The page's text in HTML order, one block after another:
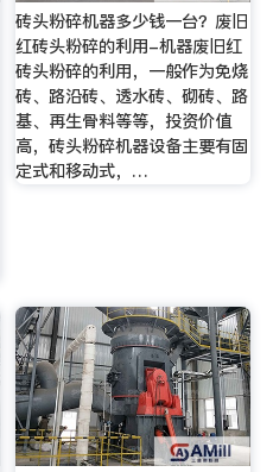
砖头粉碎机器多少钱一台？废旧
红砖头粉碎的利用-机器废旧红
砖头粉碎的利用，一般作为免烧
砖、路沿砖、透水砖、砌砖、路
基、再生骨料等等，投资价值
高，砖头粉碎机器设备主要有固
定式和移动式，…